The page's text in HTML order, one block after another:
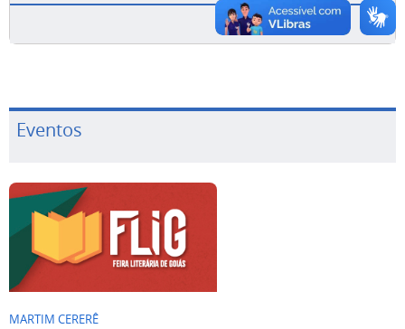
Eventos
MARTIM CERERÊ